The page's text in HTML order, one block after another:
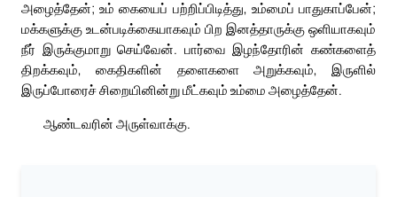
அழைத்தேன்; உம் கையைப் பற்றிப்பிடித்து, உம்மைப் பாதுகாப்பேன்;
மக்களுக்கு உடன்படிக்கையாகவும் பிற இனத்தாருக்கு ஒளியாகவும்
நீர் இருக்குமாறு செய்வேன். பார்வை இழந்தோரின் கண்களைத்
திறக்கவும், கைதிகளின் தளைகளை அறுக்கவும், இருளில்
இருப்போரைச் சிறையினின்று மீட்கவும் உம்மை அழைத்தேன்.
ஆண்டவரின் அருள்வாக்கு.